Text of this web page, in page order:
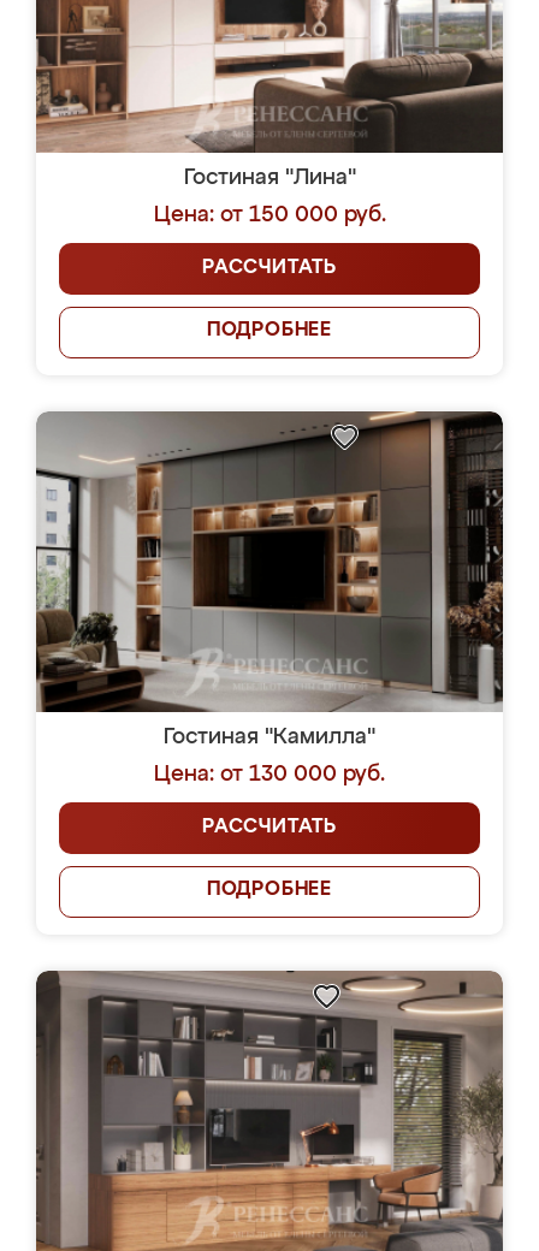
Гостиная "Лина"
Цена: от 150 000 руб.
РАССЧИТАТЬ
ПОДРОБНЕЕ
Гостиная "Камилла"
Цена: от 130 000 руб.
РАССЧИТАТЬ
ПОДРОБНЕЕ